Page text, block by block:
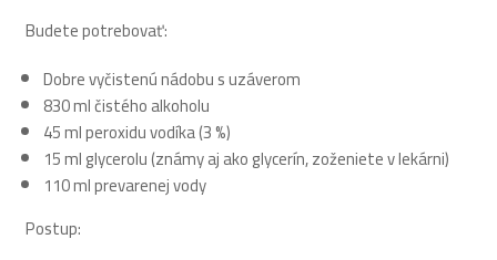
Budete potrebovať:
Dobre vyčistenú nádobu s uzáverom
830 ml čistého alkoholu
45 ml peroxidu vodíka (3 %)
15 ml glycerolu (známy aj ako glycerín, zoženiete v lekárni)
110 ml prevarenej vody
Postup: